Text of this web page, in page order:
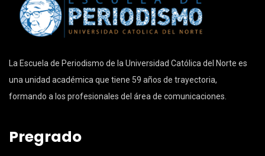
La Escuela de Periodismo de la Universidad Católica del Norte es
una unidad académica que tiene 59 años de trayectoria,
formando a los profesionales del área de comunicaciones.
Pregrado